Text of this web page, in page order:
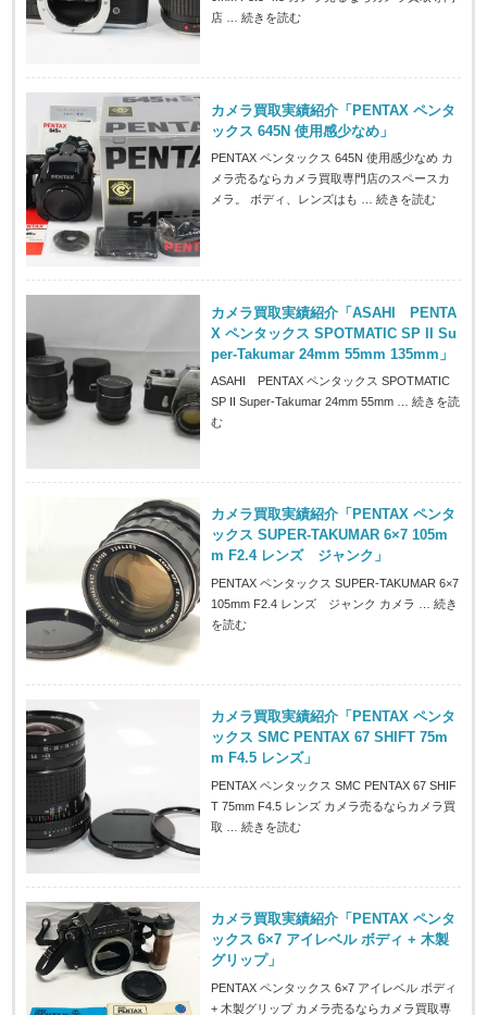
店 …続きを読む
カメラ買取実績紹介「PENTAX ペンタ
ックス 645N 使用感少なめ」
PENTAX ペンタックス 645N 使用感少なめ カ
メラ売るならカメラ買取専門店のスペースカ
メラ。 ボディ、レンズはも …続きを読む
カメラ買取実績紹介「ASAHI PENTA
X ペンタックス SPOTMATIC SP II Su
per-Takumar 24mm 55mm 135mm」
ASAHI PENTAX ペンタックス SPOTMATIC
SP II Super-Takumar 24mm 55mm …続きを読
む
カメラ買取実績紹介「PENTAX ペンタ
ックス SUPER-TAKUMAR 6×7 105m
m F2.4 レンズ ジャンク」
PENTAX ペンタックス SUPER-TAKUMAR 6×7
105mm F2.4 レンズ ジャンク カメラ …続き
を読む
カメラ買取実績紹介「PENTAX ペンタ
ックス SMC PENTAX 67 SHIFT 75m
m F4.5 レンズ」
PENTAX ペンタックス SMC PENTAX 67 SHIF
T 75mm F4.5 レンズ カメラ売るならカメラ買
取 …続きを読む
カメラ買取実績紹介「PENTAX ペンタ
ックス 6×7 アイレベル ボディ + 木製
グリップ」
PENTAX ペンタックス 6×7 アイレベル ボディ
+ 木製グリップ カメラ売るならカメラ買取専